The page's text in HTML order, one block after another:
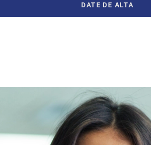
DATE DE ALTA